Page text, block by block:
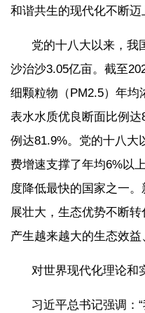
和谐共生的现代化不断迈
党的十八大以来，我
沙治沙3.05亿亩。截至
细颗粒物（PM2.5）年均
表水水质优良断面比例
例达81.9%。党的十八大
费增速支撑了年均6%以
度降低最快的国家之一
展壮大，生态优势不断
产生越来越大的生态效益
对世界现代化理论和
习近平总书记强调：